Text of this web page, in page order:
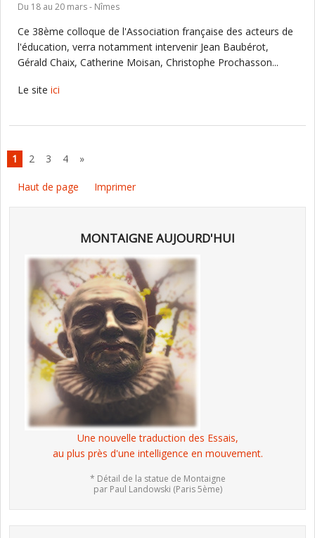
Du 18 au 20 mars - Nîmes
Ce 38ème colloque de l'Association française des acteurs de
l'éducation, verra notamment intervenir Jean Baubérot,
Gérald Chaix, Catherine Moisan, Christophe Prochasson...
Le site ici
1 2 3 4 »
Haut de page Imprimer
MONTAIGNE AUJOURD'HUI
Une nouvelle traduction des Essais,
au plus près d'une intelligence en mouvement.
* Détail de la statue de Montaigne
par Paul Landowski (Paris 5ème)